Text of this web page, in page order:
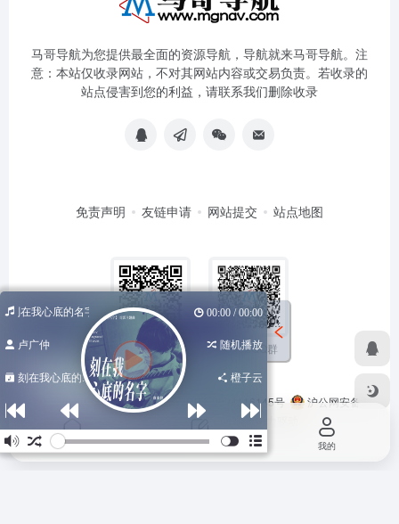
马哥导航为您提供最全面的资源导航，导航就来马哥导航。注
意：本站仅收录网站，不对其网站内容或交易负责。若收录的
站点侵害到您的利益，请联系我们删除收录
免责声明 友链申请 网站提交 站点地图
扫码关注公众号 扫码加QQ群
Copyright © 2026马哥导航 苏ICP备2024116145号
沪公网安备
31011502402348号 由 OneNav 强力驱动
首页 投稿 我的
刻在我心底的名字 00:00 / 00:00
卢广仲 随机播放
刻在我心底的... 橙子云